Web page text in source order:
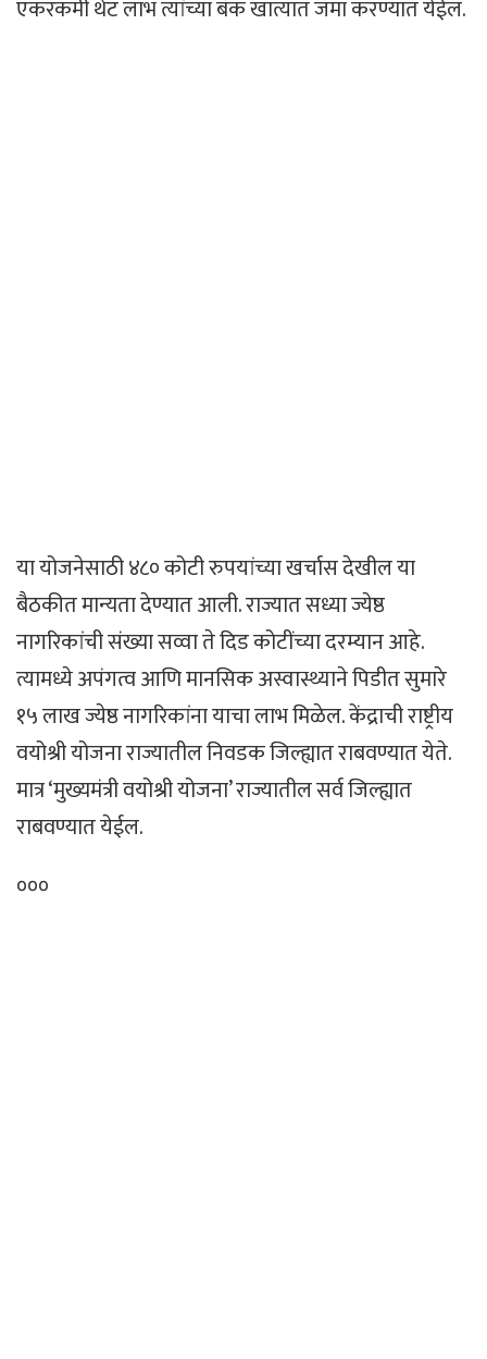
एकरकमी थेट लाभ त्यांच्या बँक खात्यात जमा करण्यात येईल.
या योजनेसाठी ४८० कोटी रुपयांच्या खर्चास देखील या
बैठकीत मान्यता देण्यात आली. राज्यात सध्या ज्येष्ठ
नागरिकांची संख्या सव्वा ते दिड कोटींच्या दरम्यान आहे.
त्यामध्ये अपंगत्व आणि मानसिक अस्वास्थ्याने पिडीत सुमारे
१५ लाख ज्येष्ठ नागरिकांना याचा लाभ मिळेल. केंद्राची राष्ट्रीय
वयोश्री योजना राज्यातील निवडक जिल्ह्यात राबवण्यात येते.
मात्र ‘मुख्यमंत्री वयोश्री योजना’ राज्यातील सर्व जिल्ह्यात
राबवण्यात येईल.
०००